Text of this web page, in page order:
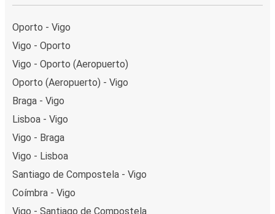
Oporto - Vigo
Vigo - Oporto
Vigo - Oporto (Aeropuerto)
Oporto (Aeropuerto) - Vigo
Braga - Vigo
Lisboa - Vigo
Vigo - Braga
Vigo - Lisboa
Santiago de Compostela - Vigo
Coímbra - Vigo
Vigo - Santiago de Compostela